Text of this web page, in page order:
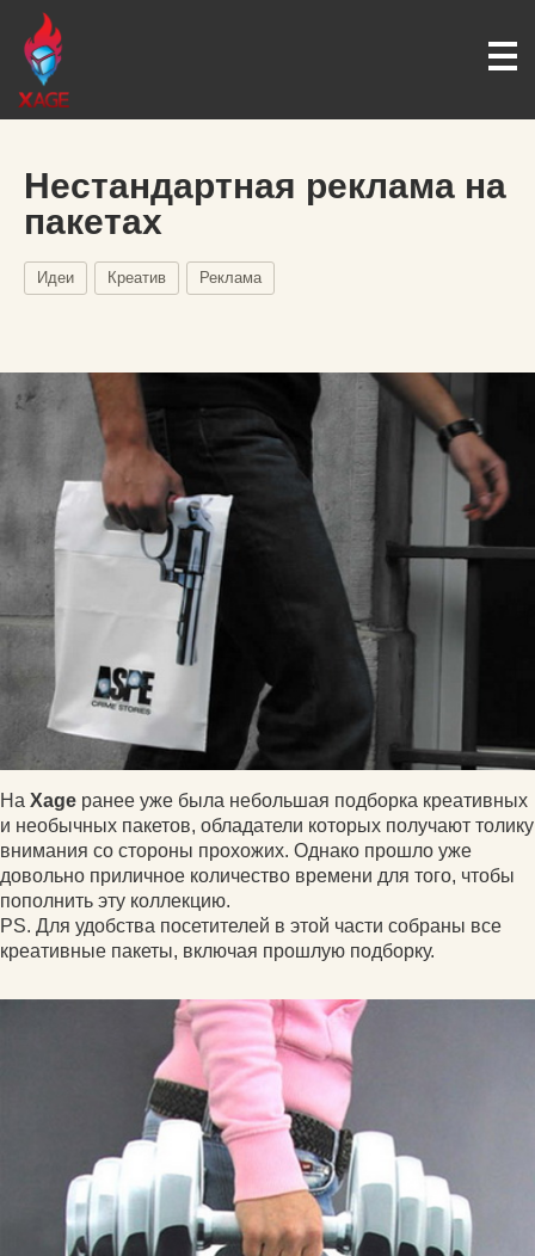
Нестандартная реклама на
пакетах
Идеи Креатив Реклама
На Xage ранее уже была небольшая подборка креативных
и необычных пакетов, обладатели которых получают толику
внимания со стороны прохожих. Однако прошло уже
довольно приличное количество времени для того, чтобы
пополнить эту коллекцию.
PS. Для удобства посетителей в этой части собраны все
креативные пакеты, включая прошлую подборку.